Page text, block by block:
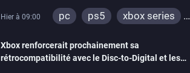
Hier à 09:00 pc ps5
xbox series
Xbox renforcerait prochainement sa
rétrocompatibilité avec le Disc-to-Digital et les